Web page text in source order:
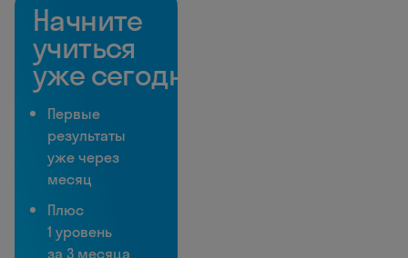
Начните
учиться
уже сегодня
Первые
результаты
уже через
месяц
Плюс
1 уровень
за 3 месяца